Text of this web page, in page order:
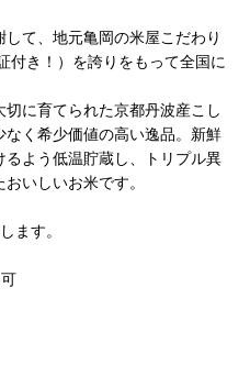
て、地元亀岡の米屋こだわり
付き！）を誇りをもって全国に
に育てられた京都丹波産こし
く希少価値の高い逸品。新鮮
よう低温貯蔵し、トリプル異
いしいお米です。
ます。